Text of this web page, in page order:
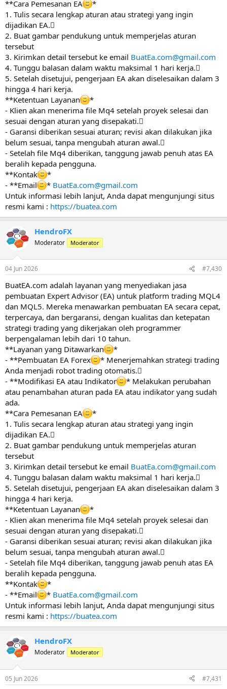
**Cara Pemesanan EA
*
1. Tulis secara lengkap aturan atau strategi yang ingin
dijadikan EA.
2. Buat gambar pendukung untuk memperjelas aturan
tersebut
3. Kirimkan detail tersebut ke email BuatEa.com@gmail.com
4. Tunggu balasan dalam waktu maksimal 1 hari kerja.
5. Setelah disetujui, pengerjaan EA akan diselesaikan dalam 3
hingga 4 hari kerja.
**Ketentuan Layanan
*
- Klien akan menerima file Mq4 setelah proyek selesai dan
sesuai dengan aturan yang disepakati.
- Garansi diberikan sesuai aturan; revisi akan dilakukan jika
belum sesuai, tanpa mengubah aturan awal.
- Setelah file Mq4 diberikan, tanggung jawab penuh atas EA
beralih kepada pengguna.
**Kontak
*
- **Email
* BuatEa.com@gmail.com
Untuk informasi lebih lanjut, Anda dapat mengunjungi situs
resmi kami : https://buatea.com
HendroFX
Moderator Moderator
04 Jun 2026 #7,430
BuatEA.com adalah layanan yang menyediakan jasa
pembuatan Expert Advisor (EA) untuk platform trading MQL4
dan MQL5. Mereka menawarkan pembuatan EA secara cepat,
terpercaya, dan bergaransi, dengan kualitas dan ketepatan
strategi trading yang dikerjakan oleh programmer
berpengalaman lebih dari 10 tahun.
**Layanan yang Ditawarkan
*
- **Pembuatan EA Forex
* Menerjemahkan strategi trading
Anda menjadi robot trading otomatis.
- **Modifikasi EA atau Indikator
* Melakukan perubahan
atau penambahan aturan pada EA atau indikator yang sudah
ada.
**Cara Pemesanan EA
*
1. Tulis secara lengkap aturan atau strategi yang ingin
dijadikan EA.
2. Buat gambar pendukung untuk memperjelas aturan
tersebut
3. Kirimkan detail tersebut ke email BuatEa.com@gmail.com
4. Tunggu balasan dalam waktu maksimal 1 hari kerja.
5. Setelah disetujui, pengerjaan EA akan diselesaikan dalam 3
hingga 4 hari kerja.
**Ketentuan Layanan
*
- Klien akan menerima file Mq4 setelah proyek selesai dan
sesuai dengan aturan yang disepakati.
- Garansi diberikan sesuai aturan; revisi akan dilakukan jika
belum sesuai, tanpa mengubah aturan awal.
- Setelah file Mq4 diberikan, tanggung jawab penuh atas EA
beralih kepada pengguna.
**Kontak
*
- **Email
* BuatEa.com@gmail.com
Untuk informasi lebih lanjut, Anda dapat mengunjungi situs
resmi kami : https://buatea.com
HendroFX
Moderator Moderator
05 Jun 2026 #7,431